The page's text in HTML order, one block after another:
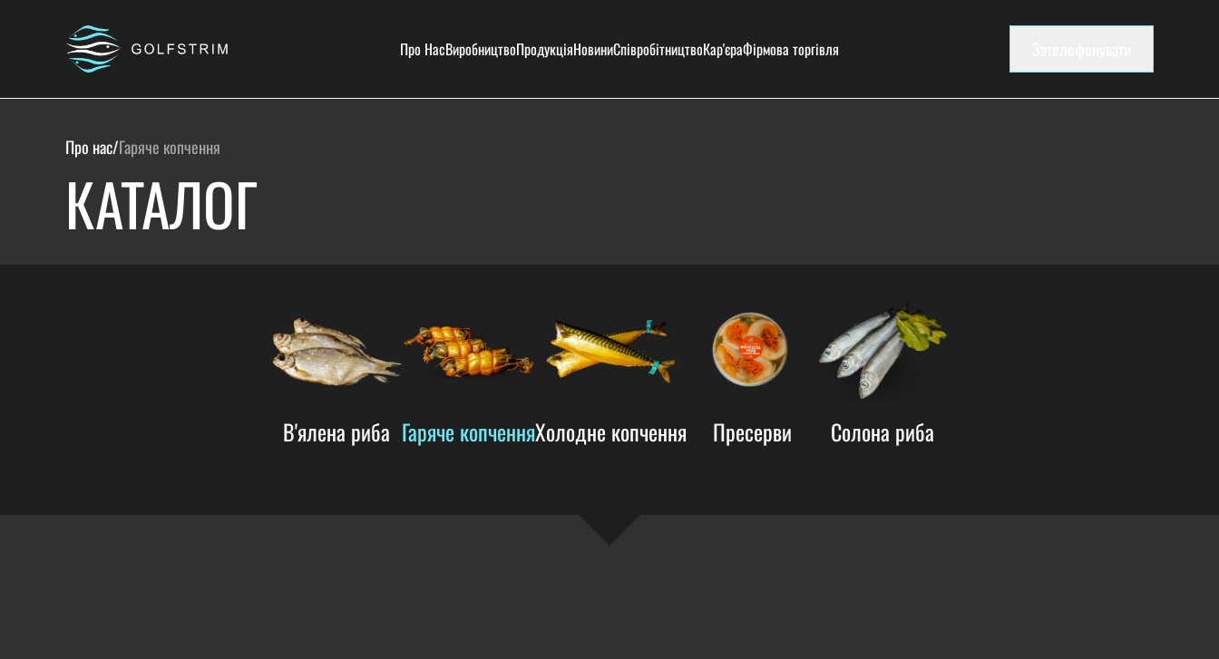
Про НасВиробництвоПродукціяНовиниСпівробітництвоКар'єраФірмова торгівля
Про нас/Гаряче копчення
КАТАЛОГ
В'ялена риба Гаряче копченняХолодне копчення Пресерви Солона риба